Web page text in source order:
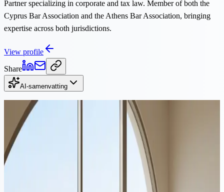
Partner specializing in corporate and tax law. Member of both the
Cyprus Bar Association and the Athens Bar Association, bringing
expertise across both jurisdictions.
View profile
Share
AI-samenvatting
Doorgaan met lezen
Corporate
Beste land om een bedrijf te starten in Europa: 7
rechtsgebieden vergeleken (2026)
Er is geen enkel beste land om een bedrijf te starten in Europa. Het